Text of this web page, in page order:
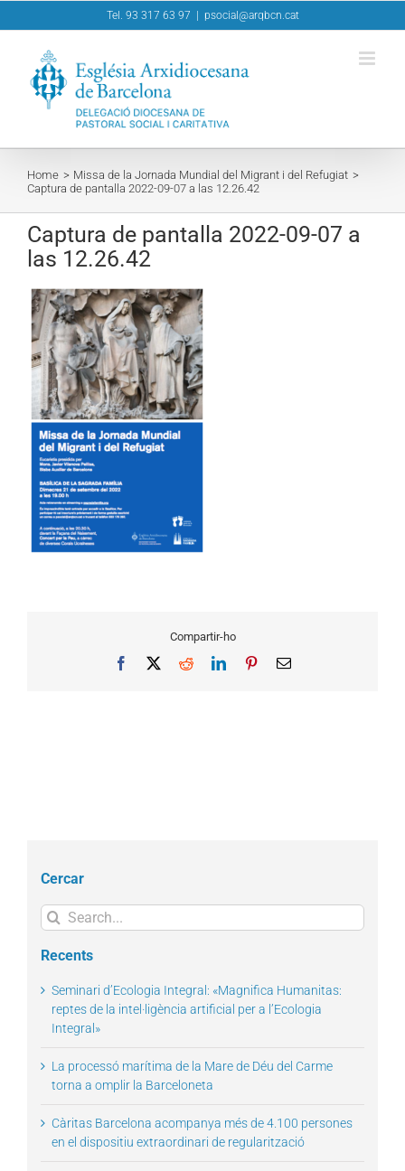
to
Tel. 93 317 63 97 psocial@arqbcn.cat
Home
Missa de la Jornada Mundial del Migrant i del Refugiat
Captura de pantalla 2022-09-07 a las 12.26.42
Captura de pantalla 2022-09-07 a
las 12.26.42
Compartir-ho
Facebook RedditLinkedInPinterestEmail
Cercar
Search
for:
Recents
Seminari d’Ecologia Integral: «Magnifica Humanitas:
reptes de la intel·ligència artificial per a l’Ecologia
Integral»
La processó marítima de la Mare de Déu del Carme
torna a omplir la Barceloneta
Càritas Barcelona acompanya més de 4.100 persones
en el dispositiu extraordinari de regularització